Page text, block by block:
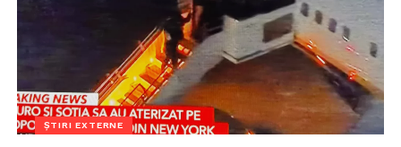
ȘTIRI EXTERNE